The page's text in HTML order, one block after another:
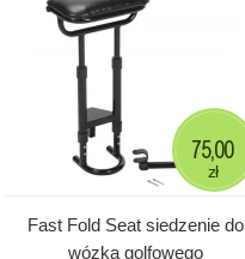
Fast Fold Seat siedzenie do
wózka golfowego
75,00
zł